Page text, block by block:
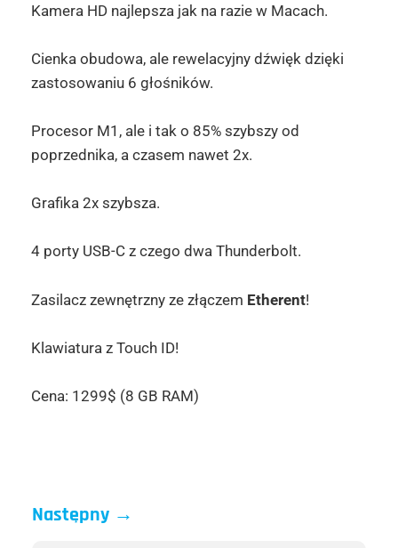
Kamera HD najlepsza jak na razie w Macach.
Cienka obudowa, ale rewelacyjny dźwięk dzięki
zastosowaniu 6 głośników.
Procesor M1, ale i tak o 85% szybszy od
poprzednika, a czasem nawet 2x.
Grafika 2x szybsza.
4 porty USB-C z czego dwa Thunderbolt.
Zasilacz zewnętrzny ze złączem Etherent!
Klawiatura z Touch ID!
Cena: 1299$ (8 GB RAM)
Następny→